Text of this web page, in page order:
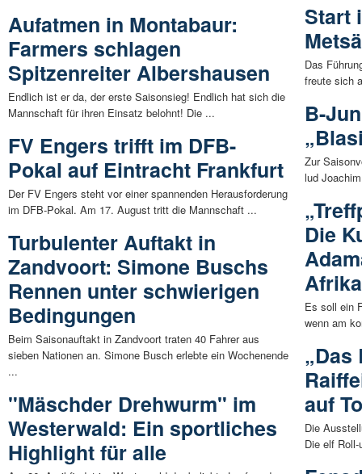
Aufatmen in Montabaur:
Farmers schlagen
Spitzenreiter Albershausen
Endlich ist er da, der erste Saisonsieg! Endlich hat sich die
Mannschaft für ihren Einsatz belohnt! Die ...
FV Engers trifft im DFB-
Pokal auf Eintracht Frankfurt
Der FV Engers steht vor einer spannenden Herausforderung
im DFB-Pokal. Am 17. August tritt die Mannschaft ...
Turbulenter Auftakt in
Zandvoort: Simone Buschs
Rennen unter schwierigen
Bedingungen
Beim Saisonauftakt in Zandvoort traten 40 Fahrer aus
sieben Nationen an. Simone Busch erlebte ein Wochenende
...
"Mäschder Drehwurm" im
Westerwald: Ein sportliches
Highlight für alle
Start
Das
freute sich
B-
Zur
lud
Die
Afrika
Es soll ein
wenn am
„Das
auf
Die
Die elf